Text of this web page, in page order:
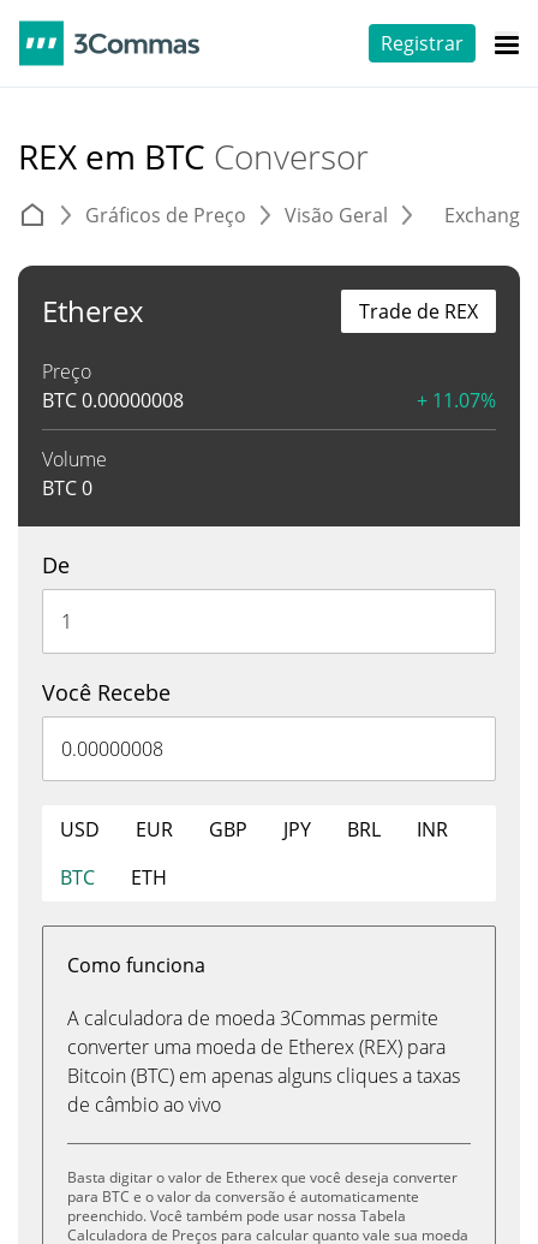
Registrar
REX em BTC Conversor
Gráficos de Preço Visão Geral
Etherex
Preço
BTC0.00000008 + 11.07%
Volume
BTC0
Trade de REX
De
Você Recebe
USD EUR GBP JPY BRL
INR
BTC
ETH
Como funciona
A calculadora de moeda 3Commas permite
converter uma moeda de Etherex (REX) para
Bitcoin (BTC) em apenas alguns cliques a taxas
de câmbio ao vivo
Basta digitar o valor de Etherex que você deseja converter
para BTC e o valor da conversão é automaticamente
preenchido. Você também pode usar nossa Tabela
Calculadora de Preços para calcular quanto vale sua moeda